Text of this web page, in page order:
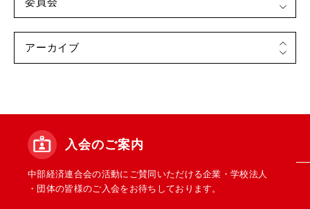
入会のご案内
中部経済連合会の活動にご賛同いただける企業・学校法人
・団体の皆様のご入会をお待ちしております。